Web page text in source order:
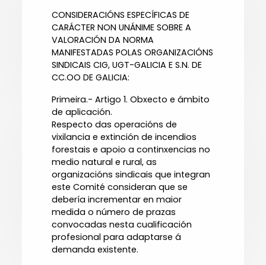
CONSIDERACIÓNS ESPECÍFICAS DE
CARÁCTER NON UNÁNIME SOBRE A
VALORACIÓN DA NORMA
MANIFESTADAS POLAS ORGANIZACIÓNS
SINDICAIS CIG, UGT-GALICIA E S.N. DE
CC.OO DE GALICIA:
Primeira.- Artigo 1. Obxecto e ámbito
de aplicación.
Respecto das operacións de
vixilancia e extinción de incendios
forestais e apoio a continxencias no
medio natural e rural, as
organizacións sindicais que integran
este Comité consideran que se
debería incrementar en maior
medida o número de prazas
convocadas nesta cualificación
profesional para adaptarse á
demanda existente.